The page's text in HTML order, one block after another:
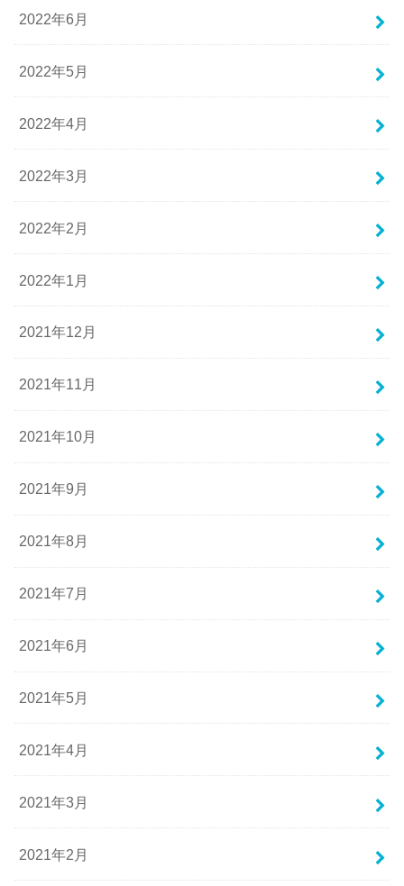
2022年6月
2022年5月
2022年4月
2022年3月
2022年2月
2022年1月
2021年12月
2021年11月
2021年10月
2021年9月
2021年8月
2021年7月
2021年6月
2021年5月
2021年4月
2021年3月
2021年2月